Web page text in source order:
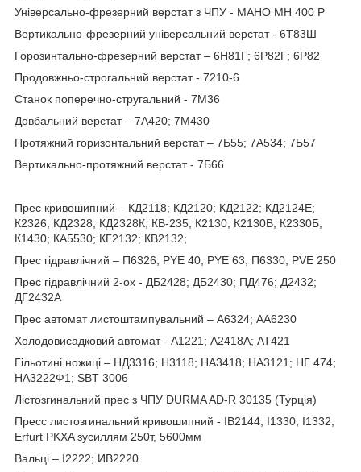
Універсально-фрезерний верстат з ЧПУ - MAHO MH 400 P
Вертикально-фрезерний універсальний верстат - 6Т83Ш
Горозинтально-фрезерний верстат – 6Н81Г; 6Р82Г; 6Р82
Продовжньо-строгальний верстат - 7210-6
Станок поперечно-стругальний - 7M36
Довбальний верстат – 7А420; 7М430
Протяжний горизонтальний верстат – 7Б55; 7А534; 7Б57
Вертикально-протяжний верстат - 7Б66
Прес кривошипний – КД2118; КД2120; КД2122; КД2124Е;
К2326; КД2328; КД2328К; КВ-235; К2130; К2130В; К2330Б;
К1430; КА5530; КГ2132; КВ2132;
Прес гідравлічний – П6326; PYE 40; PYE 63; П6330; PVE 250
Прес гідравлічний 2-ох - ДБ2428; ДБ2430; ПД476; Д2432;
ДГ2432А
Прес автомат листоштампувальний – А6324; АА6230
Холодовисадковий автомат - А1221; А2418А; АТ421
Гільотині ножиці – НД3316; Н3118; НА3418; НА3121; НГ 474;
НА3222Ф1; SBT 3006
Лістозгинальний прес з ЧПУ DURMA AD-R 30135 (Турція)
Пресс листозгинальний кривошипний - ІВ2144; І1330; І1332;
Erfurt PKXA зусиллям 250т, 5600мм
Вальці – І2222; ИВ2220